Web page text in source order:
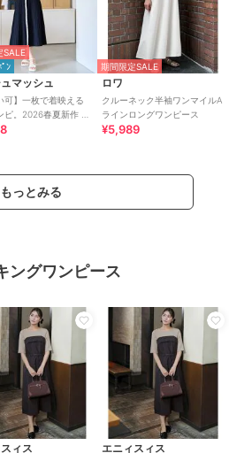
SALE
ﾝ
マッシュ
可】一枚で着映える
ピ。2026春夏新作 ラ
インVネックニット
期間限定SALE
ロワ
クルーネック半袖ワンマイルA
ラインロングワンピース
¥5,989
もっとみる
ングワンピース
ィス エニィスィス